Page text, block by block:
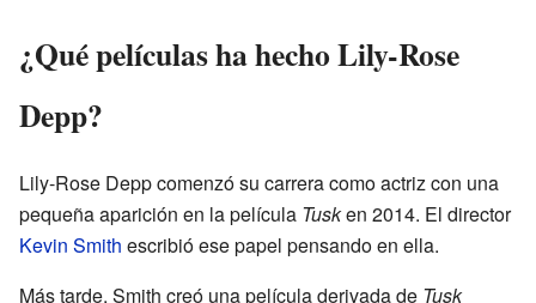
¿Qué películas ha hecho Lily-Rose
Depp?
Lily-Rose Depp comenzó su carrera como actriz con una
pequeña aparición en la película Tusken 2014. El director
Kevin Smith escribió ese papel pensando en ella.
Más tarde, Smith creó una película derivada de Tusk